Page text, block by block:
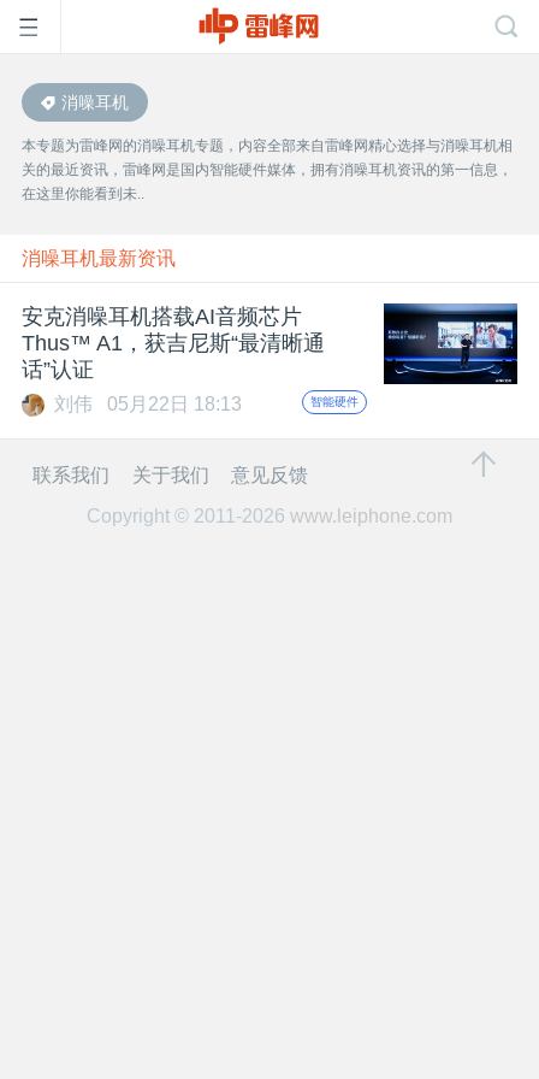
首
页
雷
峰
网
公
消噪耳机
本专题为雷峰网的消噪耳机专题，内容全部来自雷峰网精心选择与消噪耳机相
关的最近资讯，雷峰网是国内智能硬件媒体，拥有消噪耳机资讯的第一信息，
在这里你能看到未..
消噪耳机最新资讯
安克消噪耳机搭载AI音频芯片
Thus™ A1，获吉尼斯“最清晰通
话”认证
刘伟 05月22日 18:13 智能硬件
联系我们 关于我们
意见反馈
Copyright © 2011-2026 www.leiphone.com